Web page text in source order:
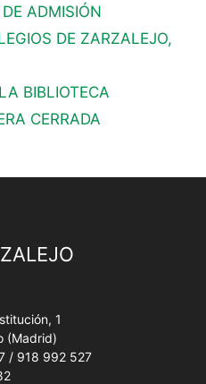
ADMISIÓN
DE ZARZALEJO,
BIBLIOTECA
CERRADA
1
(Madrid)
/ 918 992 527